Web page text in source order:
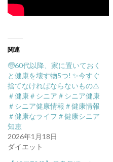
関連
🧓60代以降、家に置いておく
と健康を壊す物5つ! ✨今すぐ
捨てなければならないもの⚠️
＃健康＃シニア＃シニア健康
＃シニア健康情報＃健康情報
＃健康なライフ＃健康シニア
知恵
2026年1月18日
ダイエット